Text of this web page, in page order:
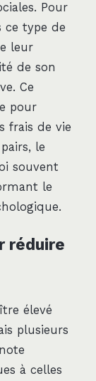
Pour
ce type de
leur
de son
Ce
pour
frais de vie
le
souvent
le
réduire
élevé
plusieurs
à celles